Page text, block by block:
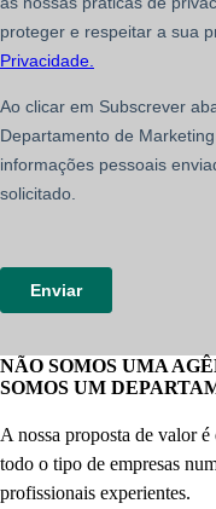
NÃO SOMOS UMA
SOMOS UM
A nossa proposta de valor
todo o tipo de empresas
profissionais experientes.